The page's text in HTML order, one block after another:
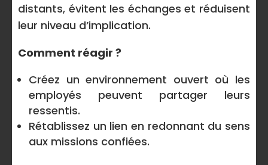
distants, évitent les échanges et réduisent
leur niveau d’implication.
Comment réagir ?
Créez un environnement ouvert où les
employés peuvent partager leurs
ressentis.
Rétablissez un lien en redonnant du sens
aux missions confiées.